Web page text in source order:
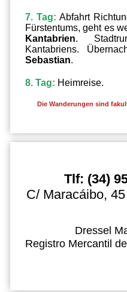
7. Tag: Abfahrt
Fürstentums, geht es
Kantabrien.
Kantabriens.
Sebastian.
8. Tag: Heimreise.
Die Wanderungen sind
Tlf: (34)
C/ Maracáibo,
Dressel
Registro Mercantil